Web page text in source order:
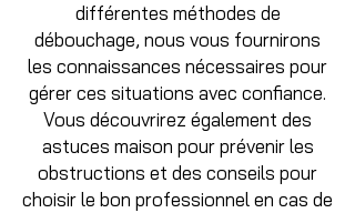
différentes méthodes de
débouchage, nous vous fournirons
les connaissances nécessaires pour
gérer ces situations avec confiance.
Vous découvrirez également des
astuces maison pour prévenir les
obstructions et des conseils pour
choisir le bon professionnel en cas de